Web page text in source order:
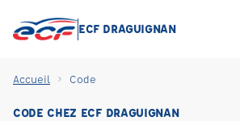
ECF DRAGUIGNAN
Accueil Code
CODE CHEZ ECF DRAGUIGNAN